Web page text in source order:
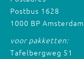
Postbus 1628
1000 BP Amsterdam
voor pakketten:
Tafelbergweg 51